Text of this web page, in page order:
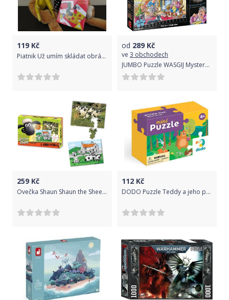
119 Kč
Piatnik Už umím skládat obrázky
od 289 Kč
ve 3 obchodech
JUMBO Puzzle WASGIJ Mystery 17: Odpočinek 1000 dílků
259 Kč
Ovečka Shaun Shaun the Sheep - Oboustranné puzzle s pastelkami 50ks
112 Kč
DODO Puzzle Teddy a jeho přátelé 35 dílků